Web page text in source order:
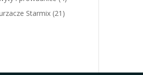
Starmix (21)